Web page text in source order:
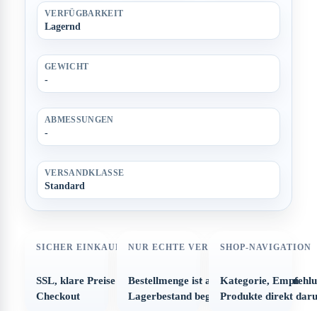
VERFÜGBARKEIT
Lagernd
GEWICHT
-
ABMESSUNGEN
-
VERSANDKLASSE
Standard
SICHER EINKAUFEN
SSL, klare Preise und strukturierter
Checkout
NUR ECHTE VERFÜGBARKEIT
Bestellmenge ist automatisch auf den
Lagerbestand begrenzt
SHOP-NAVIGATION
Kategorie,
Produkte direkt